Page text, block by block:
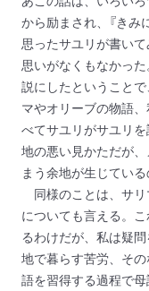
から励まされ、『きみ
思ったサユリが書い
思いがなくもなかっ
説にしたということ
マやオリーブの物語
べてサユリがサユリ
地の悪い見かただが
まう余地が生じてい
同様のことは、サ
についても言える。
るわけだが、私は疑
地で暮らす苦労、そ
語を習得する過程で